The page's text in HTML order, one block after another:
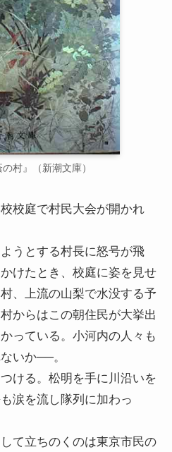
村』（新潮文庫）
校庭で村民大会が開かれ
うとする村長に怒号が飛
けたとき、校庭に姿を見せ
、上流の山梨で水没する予
からはこの朝住民が大挙出
っている。小河内の人々も
いか──。
ける。松明を手に川沿いを
涙を流し隊列に加わっ
て立ちのくのは東京市民の